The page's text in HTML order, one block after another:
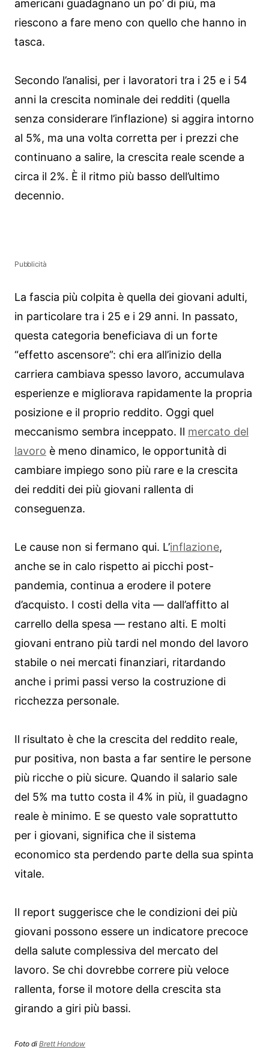
americani guadagnano un po’ di più, ma
riescono a fare meno con quello che hanno in
tasca.
Secondo l’analisi, per i lavoratori tra i 25 e i 54
anni la crescita nominale dei redditi (quella
senza considerare l’inflazione) si aggira intorno
al 5%, ma una volta corretta per i prezzi che
continuano a salire, la crescita reale scende a
circa il 2%. È il ritmo più basso dell’ultimo
decennio.
Pubblicità
La fascia più colpita è quella dei giovani adulti,
in particolare tra i 25 e i 29 anni. In passato,
questa categoria beneficiava di un forte
“effetto ascensore”: chi era all’inizio della
carriera cambiava spesso lavoro, accumulava
esperienze e migliorava rapidamente la propria
posizione e il proprio reddito. Oggi quel
meccanismo sembra inceppato. Il mercato del
lavoro è meno dinamico, le opportunità di
cambiare impiego sono più rare e la crescita
dei redditi dei più giovani rallenta di
conseguenza.
Le cause non si fermano qui. L’inflazione,
anche se in calo rispetto ai picchi post-
pandemia, continua a erodere il potere
d’acquisto. I costi della vita — dall’affitto al
carrello della spesa — restano alti. E molti
giovani entrano più tardi nel mondo del lavoro
stabile o nei mercati finanziari, ritardando
anche i primi passi verso la costruzione di
ricchezza personale.
Il risultato è che la crescita del reddito reale,
pur positiva, non basta a far sentire le persone
più ricche o più sicure. Quando il salario sale
del 5% ma tutto costa il 4% in più, il guadagno
reale è minimo. E se questo vale soprattutto
per i giovani, significa che il sistema
economico sta perdendo parte della sua spinta
vitale.
Il report suggerisce che le condizioni dei più
giovani possono essere un indicatore precoce
della salute complessiva del mercato del
lavoro. Se chi dovrebbe correre più veloce
rallenta, forse il motore della crescita sta
girando a giri più bassi.
Foto di Brett Hondow